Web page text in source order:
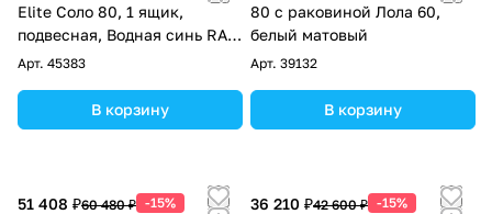
Elite Соло 80, 1 ящик,
подвесная, Водная синь RAL
5021
Арт. 45383
В корзину
80 с раковиной Лола 60,
белый матовый
Арт. 39132
В корзину
51 408 ₽60 480 ₽ -15% 36 210 ₽42 600 ₽ -15%